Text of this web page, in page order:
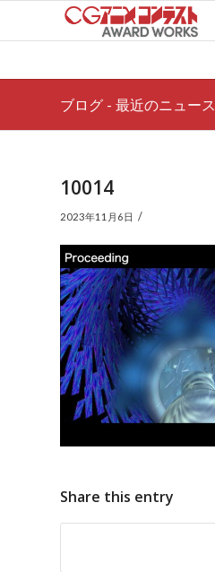
ブログ - 最近のニュース
10014
2023年11月6日 /
Share this entry